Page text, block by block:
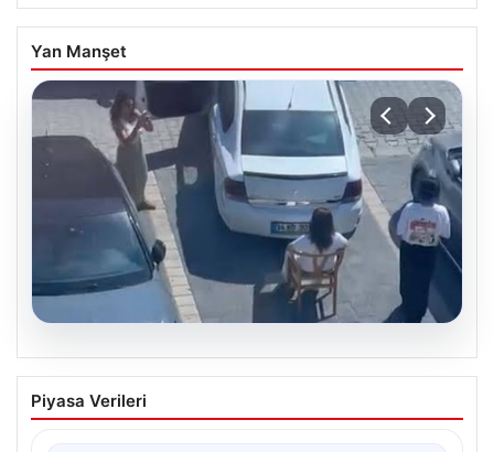
Yan Manşet
05.08.2026
Yalova’da Şaşırtan Engelleme: Kafe
Önüne Park Etmek İsteyen Sürücüye
Piyasa Verileri